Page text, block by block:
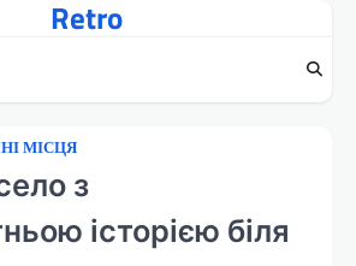
Retro
МІСЦЯ
з
історією біля